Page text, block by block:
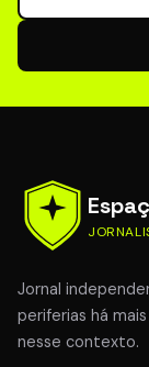
Jornal
periferias há
nesse contexto.